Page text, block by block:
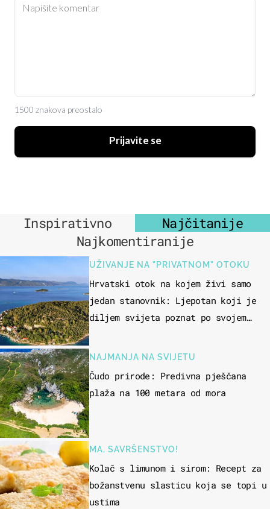
1500 znakova preostalo
Prijavite se
Inspirativno
Najčitanije
Najkomentiranije
UŽIVANJE NA "PRIVATNOM" OTOKU
Hrvatski otok na kojem živi samo
jedan stanovnik: Ljepotan koji je
diljem svijeta poznat po svojem
NAJMANJA NA SVIJETU
Čudo prirode: Predivna pješčana
plaža na 100 metara od mora
MA, SAVRŠENSTVO!
Kolač s limunom i sirom: Recept za
božanstvenu slasticu koja se topi u
ustima